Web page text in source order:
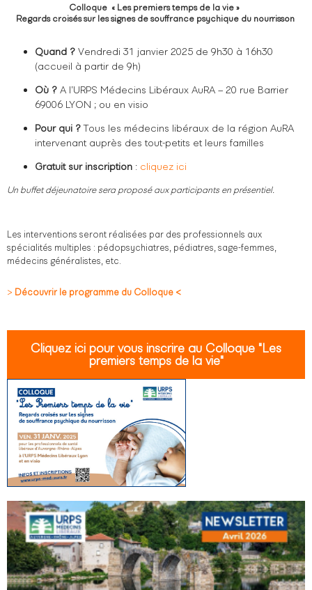
Colloque « Les premiers temps de la vie »
Regards croisés sur les signes de souffrance psychique du nourrisson
Quand ? Vendredi 31 janvier 2025 de 9h30 à 16h30
(accueil à partir de 9h)
Où ? A l’URPS Médecins Libéraux AuRA – 20 rue Barrier
69006 LYON ; ou en visio
Pour qui ?Tous les médecins libéraux de la région AuRA
intervenant auprès des tout-petits et leurs familles
Gratuit sur inscription : cliquez ici
Un buffet déjeunatoire sera proposé aux participants en présentiel.
Les interventions seront réalisées par des professionnels aux
spécialités multiples : pédopsychiatres, pédiatres, sage-femmes,
médecins généralistes, etc.
> Découvrir le programme du Colloque <
Cliquez ici pour vous inscrire au Colloque "Les
premiers temps de la vie"